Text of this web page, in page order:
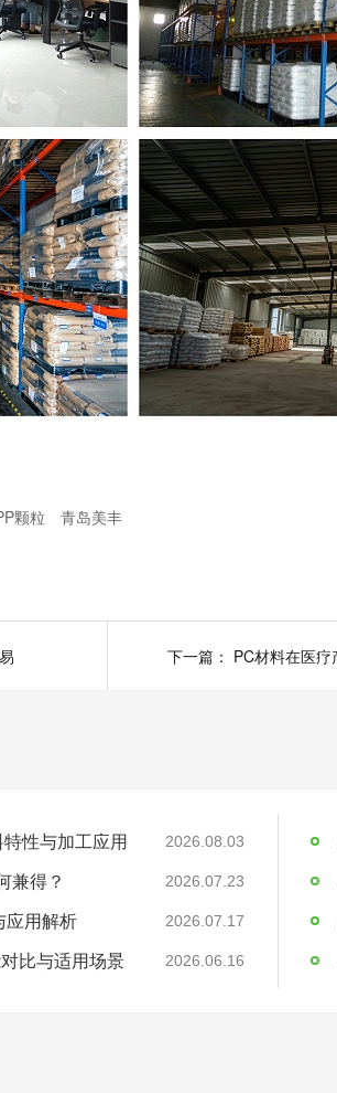
颗粒
青岛美丰
下一篇：
性与加工应用 2026.08.03
兼得？ 2026.07.23
应用解析 2026.07.17
比与适用场景 2026.06.16